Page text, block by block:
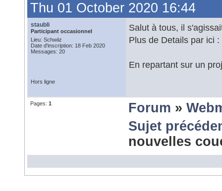
Thu 01 October 2020 16:44
staubli
Participant occasionnel
Lieu: Schwiiz
Date d'inscription: 18 Feb 2020
Messages: 20
Salut à tous, il
Plus de Details par ici :
En repartant sur un
Hors ligne
Pages: 1 Forum »
Sujet
nouvelles